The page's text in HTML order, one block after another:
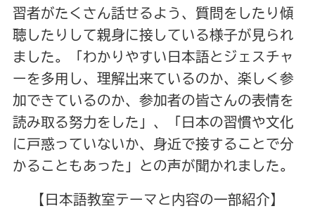
習者がたくさん話せるよう、質問をしたり傾
聴したりして親身に接している様子が見られ
ました。「わかりやすい日本語とジェスチャ
ーを多用し、理解出来ているのか、楽しく参
加できているのか、参加者の皆さんの表情を
読み取る努力をした」、「日本の習慣や文化
に戸惑っていないか、身近で接することで分
かることもあった」との声が聞かれました。
【日本語教室テーマと内容の一部紹介】